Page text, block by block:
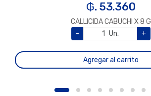
₲. 53.360
CALLICIDA CABUCHI X 8 G
-
Un. +
Agregar al carrito